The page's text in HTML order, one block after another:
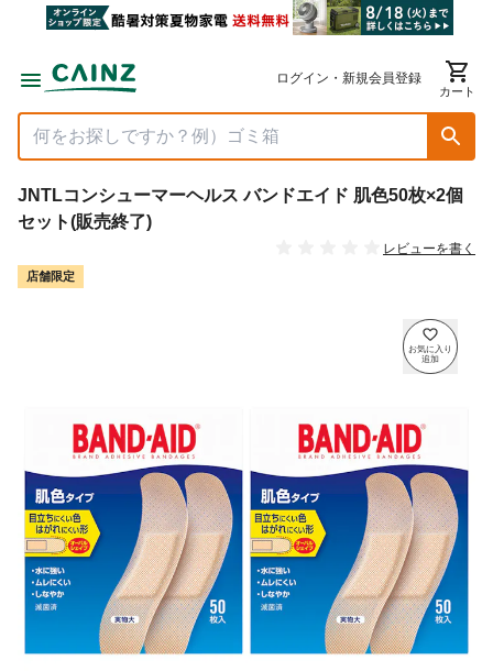
ログイン・新規会員登録
カート
JNTLコンシューマーヘルス バンドエイド 肌色50枚×2個
セット(販売終了)
レビューを書く
店舗限定